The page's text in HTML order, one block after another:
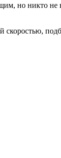
но никто не